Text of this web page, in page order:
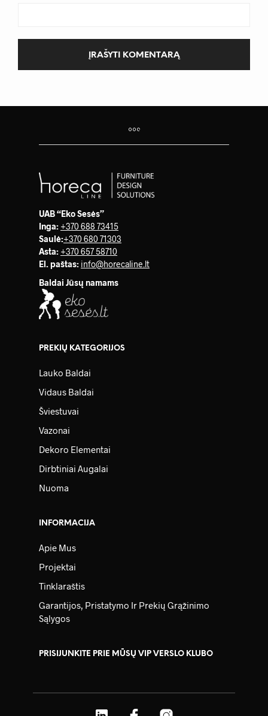
UAB “Eko Sesės”
Inga: +370 688 73415
Saulė:+370 680 71303
Asta: +370 657 58710
El. paštas: info@horecaline.lt
Baldai Jūsų namams
PREKIŲ KATEGORIJOS
Lauko Baldai
Vidaus Baldai
Šviestuvai
Vazonai
Dekoro Elementai
Dirbtiniai Augalai
Nuoma
INFORMACIJA
Apie Mus
Projektai
Tinklaraštis
Garantijos, Pristatymo Ir Prekių Grąžinimo
Sąlygos
PRISIJUNKITE PRIE MŪSŲ VIP VERSLO KLUBO